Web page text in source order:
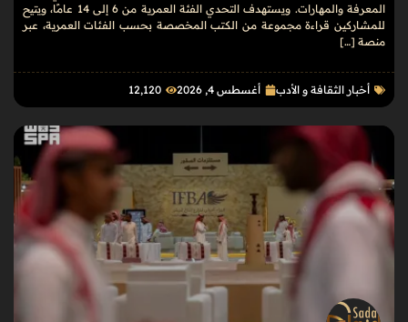
المعرفة والمهارات. ويستهدف التحدي الفئة العمرية من 6 إلى 14 عامًا، ويتيح
للمشاركين قراءة مجموعة من الكتب المخصصة بحسب الفئات العمرية، عبر
منصة […]
أخبار الثقافة و الأدب أغسطس 4, 2026 12٬120